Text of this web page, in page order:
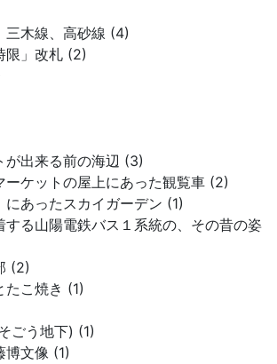
三木線、高砂線 (4)
限」改札 (2)
が出来る前の海辺 (3)
ーケットの屋上にあった観覧車 (2)
にあったスカイガーデン (1)
する山陽電鉄バス１系統の、その昔の姿
(2)
たこ焼き (1)
ごう地下) (1)
博文像 (1)